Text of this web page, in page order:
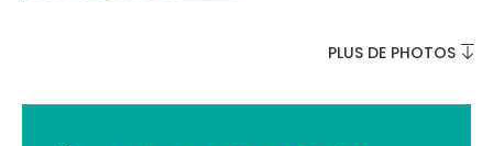
PLUS DE PHOTOS